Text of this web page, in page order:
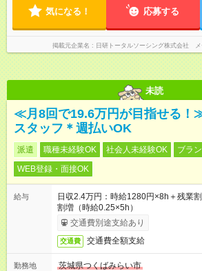
気になる！ 応募する
掲載元企業名 日研トータルソーシング株式会社
未読
≪月8回で19.6万円が目指せる！
スタッフ＊週払いOK
派遣 職種未経験OK 社会人未経験OK
ブラ
WEB登録・面接OK
給与
日収2.4万円：時給1280円×8h＋残業
割増（時給0.25×5h）
交通費別途支給あり
交通費 交通費全額支給
勤務地
茨城県つくばみらい市